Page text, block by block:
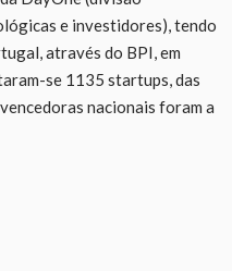
e investidores), tendo
através do BPI, em
se 1135 startups, das
nacionais foram a